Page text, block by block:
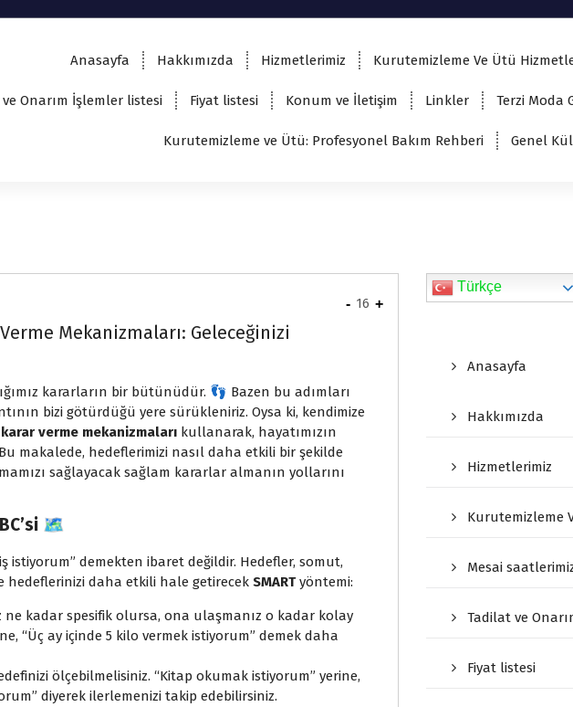
Anasayfa Hakkımızda Hizmetlerimiz Kurutemizleme Ve Ütü
Onarım İşlemler listesi Fiyat listesi Konum ve İletişim Linkler Terzi Moda
Kurutemizleme ve Ütü: Profesyonel Bakım Rehberi Genel
Mekanizmaları: Geleceğinizi
kararların bir bütünüdür. 👣 Bazen bu adımları
bizi götürdüğü yere sürükleniriz. Oysa ki, kendimize
karar verme mekanizmaları kullanarak, hayatımızın
makalede, hedeflerimizi nasıl daha etkili bir şekilde
sağlayacak sağlam kararlar almanın yollarını
🗺️
istiyorum” demekten ibaret değildir. Hedefler, somut,
hedeflerinizi daha etkili hale getirecek SMARTyöntemi:
ne kadar spesifik olursa, ona ulaşmanız o kadar kolay
“Üç ay içinde 5 kilo vermek istiyorum” demek daha
ölçebilmelisiniz. “Kitap okumak istiyorum” yerine,
diyerek ilerlemenizi takip edebilirsiniz.
- 16 +
Türkçe
Anasayfa
Hakkımızda
Hizmetlerimiz
Kurutemizleme
Mesai
Tadilat ve
Fiyat listesi